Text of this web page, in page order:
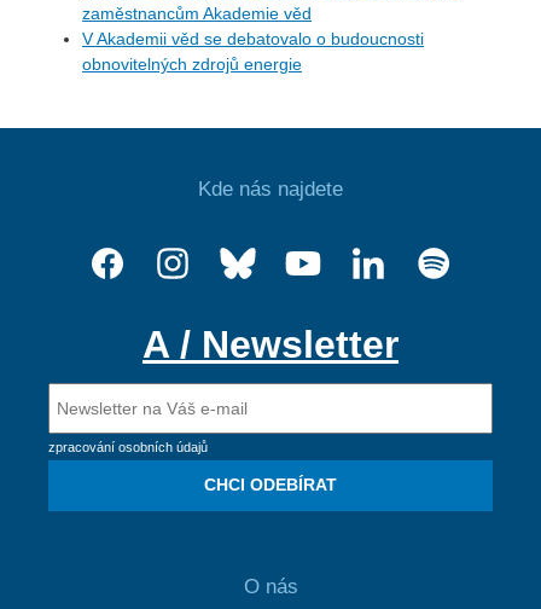
zaměstnancům Akademie věd
V Akademii věd se debatovalo o budoucnosti
obnovitelných zdrojů energie
Kde nás najdete
A / Newsletter
zpracování osobních údajů
CHCI ODEBÍRAT
O nás